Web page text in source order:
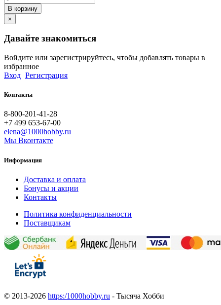
В корзину
×
Давайте знакомиться
Войдите или зарегистрируйтесь, чтобы добавлять товары в
избранное
Вход Регистрация
Контакты
8-800-201-41-28
+7 499 653-67-00
elena@1000hobby.ru
Мы Вконтакте
Информация
Доставка и оплата
Бонусы и акции
Контакты
Политика конфиденциальности
Поставщикам
© 2013-2026 https:/1000hobby.ru - Тысяча Хобби